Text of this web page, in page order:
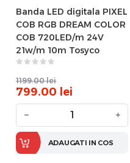
Banda LED digitala PIXEL
COB RGB DREAM COLOR
COB 720LED/m 24V
21w/m 10m Tosyco
1199.00 lei
799.00 lei
− +
ADAUGATI IN COS